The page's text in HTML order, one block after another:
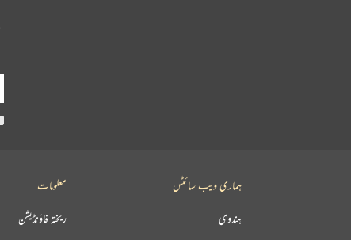
معلومات
ریختہ فاؤنڈیشن
ہماری ویب سائٹس
ہندوی